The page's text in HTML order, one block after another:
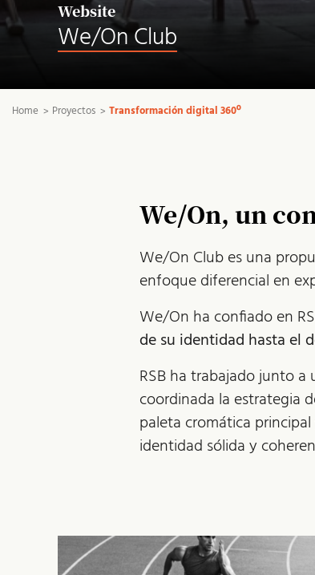
Website
We/On Club
Home Proyectos Transformación digital 360º
We/On, un
We/On Club es una
enfoque diferencial en
We/On ha confiado en
de su identidad hasta el
RSB ha trabajado junto
coordinada la estrategia
paleta cromática
identidad sólida y